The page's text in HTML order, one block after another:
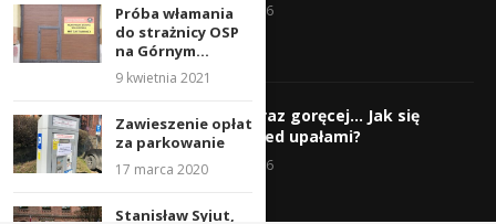
5 sierpnia 2026
Gorąco, coraz goręcej… Jak się
chronić przed upałami?
4 sierpnia 2026
Próba włamania
do strażnicy OSP
na Górnym...
9 kwietnia 2021
Zawieszenie opłat
za parkowanie
17 marca 2020
Stanisław Syjut,